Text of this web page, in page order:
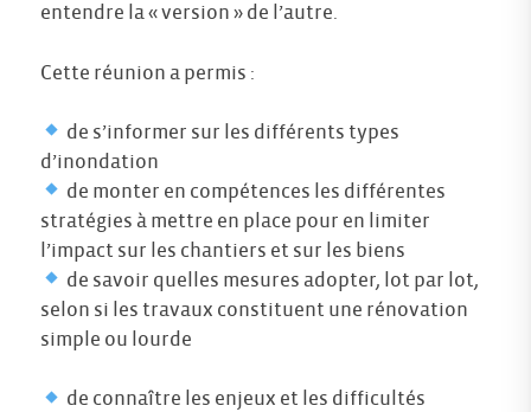
entendre la « version » de l’autre.
Cette réunion a permis :
de s’informer sur les différents types
d’inondation
de monter en compétences les différentes
stratégies à mettre en place pour en limiter
l’impact sur les chantiers et sur les biens
de savoir quelles mesures adopter, lot par lot,
selon si les travaux constituent une rénovation
simple ou lourde
de connaître les enjeux et les difficultés